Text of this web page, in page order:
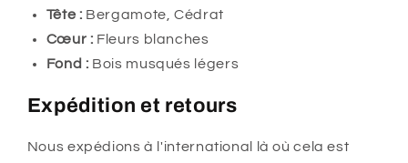
Tête : Bergamote, Cédrat
Cœur : Fleurs blanches
Fond : Bois musqués légers
Expédition et retours
Nous expédions à l'international là où cela est